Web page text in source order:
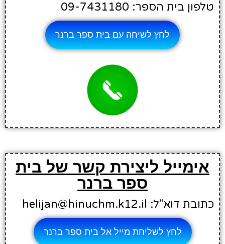
טלפון בית הספר: 09-7431180
לחץ לשיחה עם בית ספר ברנר
אימייל ליצירת קשר של בית
ספר ברנר
כתובת דוא"ל: helijan@hinuchm.k12.il
לחץ לשליחת מייל אל בית ספר ברנר